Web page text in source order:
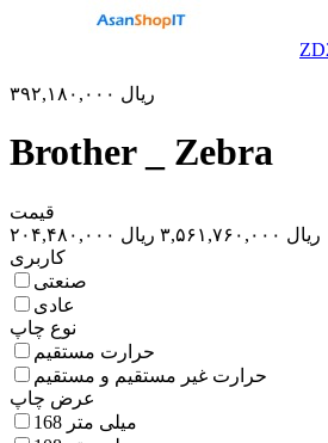
۳۹۲,۱۸۰,۰۰۰ ریال
Brother _ Zebra
قیمت
۲۰۴,۴۸۰,۰۰۰ ریال ۳,۵۶۱,۷۶۰,۰۰۰ ریال
کاربری
صنعتی
عادی
نوع چاپ
حرارت مستقیم
حرارت غیر مستقیم و مستقیم
عرض چاپ
168 میلی متر